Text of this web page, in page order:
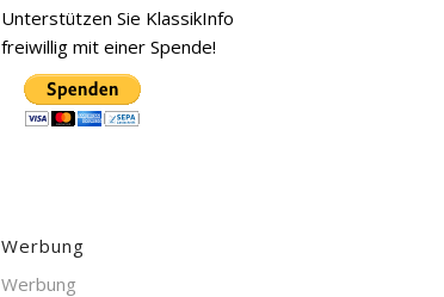
Unterstützen Sie KlassikInfo
freiwillig mit einer Spende!
Werbung
Werbung